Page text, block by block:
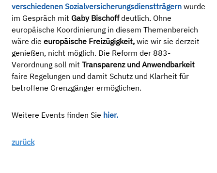
verschiedenen Sozialversicherungsdienstträgern wurde
im Gespräch mit Gaby Bischoffdeutlich. Ohne
europäische Koordinierung in diesem Themenbereich
wäre die europäische Freizügigkeit, wie wir sie derzeit
genießen, nicht möglich. Die Reform der 883-
Verordnung soll mit Transparenz und Anwendbarkeit
faire Regelungen und damit Schutz und Klarheit für
betroffene Grenzgänger ermöglichen.
Weitere Events finden Sie hier.
zurück